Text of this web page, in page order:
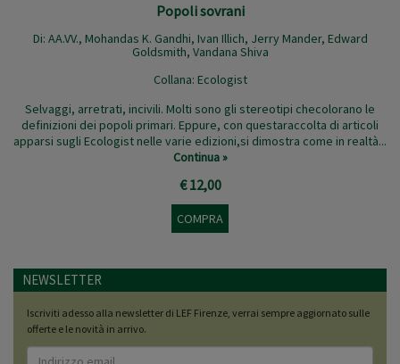
Popoli sovrani
Di: AA.VV., Mohandas K. Gandhi, Ivan Illich, Jerry Mander, Edward
Goldsmith, Vandana Shiva
Collana: Ecologist
Selvaggi, arretrati, incivili. Molti sono gli stereotipi checolorano le
definizioni dei popoli primari. Eppure, con questaraccolta di articoli
apparsi sugli Ecologist nelle varie edizioni,si dimostra come in realtà...
Continua »
€ 12,00
COMPRA
NEWSLETTER
Iscriviti adesso alla newsletter di LEF Firenze, verrai sempre aggiornato sulle
offerte e le novità in arrivo.